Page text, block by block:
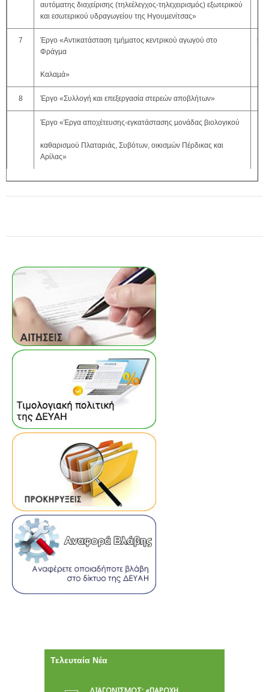
αυτόµατης διαχείρισης (τηλεέλεγχος-τηλεχειρισµός) εξωτερικού
και εσωτερικού υδραγωγείου της Ηγουµενίτσας»
7
Έργο «Αντικατάσταση τµήµατος κεντρικού αγωγού στο
Φράγµα
Καλαµά»
8 Έργο «Συλλογή και επεξεργασία στερεών αποβλήτων»
Έργο «Έργα αποχέτευσης-εγκατάστασης µονάδας βιολογικού
καθαρισµού Πλαταριάς, Συβότων, οικισµών Πέρδικας και
Αρίλας»
Τελευταία Νέα